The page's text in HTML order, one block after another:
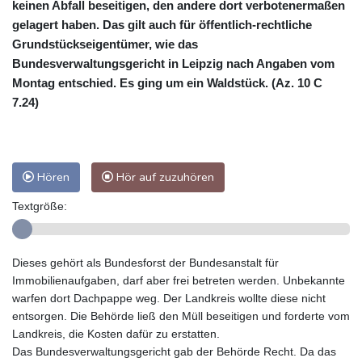
keinen Abfall beseitigen, den andere dort verbotenermaßen
gelagert haben. Das gilt auch für öffentlich-rechtliche
Grundstückseigentümer, wie das
Bundesverwaltungsgericht in Leipzig nach Angaben vom
Montag entschied. Es ging um ein Waldstück. (Az. 10 C
7.24)
Hören Hör auf zuzuhören
Textgröße:
Dieses gehört als Bundesforst der Bundesanstalt für
Immobilienaufgaben, darf aber frei betreten werden. Unbekannte
warfen dort Dachpappe weg. Der Landkreis wollte diese nicht
entsorgen. Die Behörde ließ den Müll beseitigen und forderte vom
Landkreis, die Kosten dafür zu erstatten.
Das Bundesverwaltungsgericht gab der Behörde Recht. Da das